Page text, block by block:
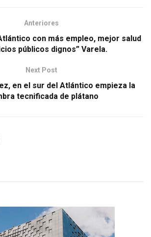
Anteriores
con más empleo, mejor salud
públicos dignos” Varela.
Next Post
en el sur del Atlántico empieza la
tecnificada de plátano